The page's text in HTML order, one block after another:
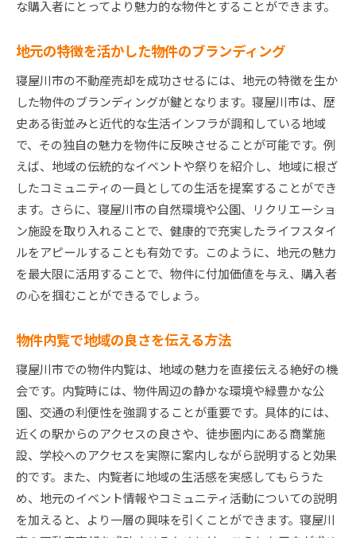
な購入者にとってより魅力的な物件とすることができます。
地元の特徴を活かした物件のブランディング
寝屋川市の不動産売却を成功させるには、地元の特徴を生か
した物件のブランディングが鍵となります。寝屋川市は、歴
史ある街並みと近代的な生活インフラが調和している地域
で、その独自の魅力を物件に反映させることが可能です。例
えば、地域の伝統的なイベントや祭りを紹介し、地域に根ざ
したコミュニティの一員としての生活を提案することができ
ます。さらに、寝屋川市の自然環境や公園、リクリエーショ
ン施設を取り入れることで、健康的で充実したライフスタイ
ルをアピールすることも有効です。このように、地元の魅力
を最大限に活用することで、物件に付加価値を与え、購入者
の心を掴むことができるでしょう。
物件内覧で地域の良さを伝える方法
寝屋川市での物件内覧は、地域の魅力を直接伝える絶好の機
会です。内覧時には、物件周辺の静かな環境や緑豊かな公
園、交通の利便性を強調することが重要です。具体的には、
近くの駅からのアクセスの良さや、徒歩圏内にある商業施
設、学校へのアクセスを実際に案内しながら説明すると効果
的です。また、内覧者に地域の生活感を実感してもらうた
め、地元のイベント情報やコミュニティ活動についての説明
を加えると、より一層の興味を引くことができます。寝屋川